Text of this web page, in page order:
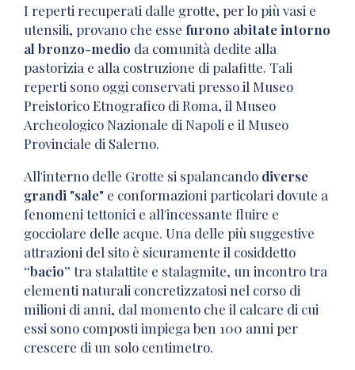
I reperti recuperati dalle grotte, per lo più vasi e
utensili, provano che esse furono abitate intorno
al bronzo-medio da comunità dedite alla
pastorizia e alla costruzione di palafitte. Tali
reperti sono oggi conservati presso il Museo
Preistorico Etnografico di Roma, il Museo
Archeologico Nazionale di Napoli e il Museo
Provinciale di Salerno.
All'interno delle Grotte si spalancando diverse
grandi "sale" e conformazioni particolari dovute a
fenomeni tettonici e all'incessante fluire e
gocciolare delle acque. Una delle più suggestive
attrazioni del sito è sicuramente il cosiddetto
“bacio” tra stalattite e stalagmite, un incontro tra
elementi naturali concretizzatosi nel corso di
milioni di anni, dal momento che il calcare di cui
essi sono composti impiega ben 100 anni per
crescere di un solo centimetro.